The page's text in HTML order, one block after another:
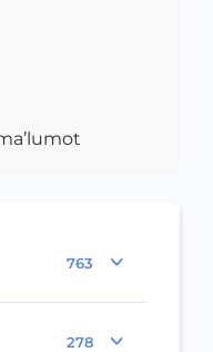
763
278